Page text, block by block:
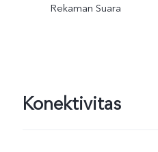
Rekaman Suara
Konektivitas